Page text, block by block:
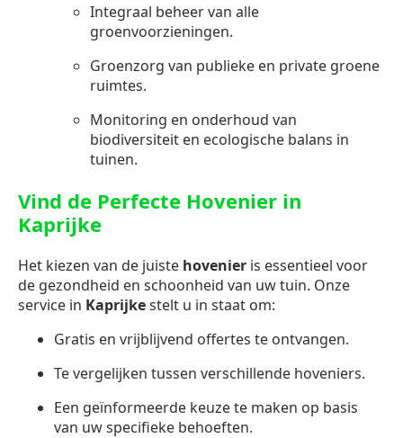
Integraal beheer van alle
groenvoorzieningen.
Groenzorg van publieke en private groene
ruimtes.
Monitoring en onderhoud van
biodiversiteit en ecologische balans in
tuinen.
Vind de Perfecte Hovenier in
Kaprijke
Het kiezen van de juiste hovenier is essentieel voor
de gezondheid en schoonheid van uw tuin. Onze
service in Kaprijkestelt u in staat om:
Gratis en vrijblijvend offertes te ontvangen.
Te vergelijken tussen verschillende hoveniers.
Een geïnformeerde keuze te maken op basis
van uw specifieke behoeften.